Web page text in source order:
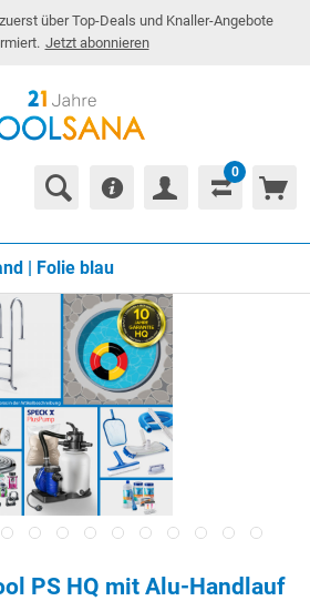
über Top-Deals und Knaller-Angebote
Jetzt abonnieren
0
| Folie blau
PS HQ mit Alu-Handlauf